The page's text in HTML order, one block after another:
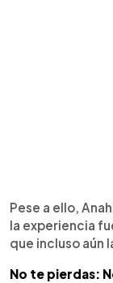
Pese a ello,
la experiencia
que incluso aún
No te pierdas: